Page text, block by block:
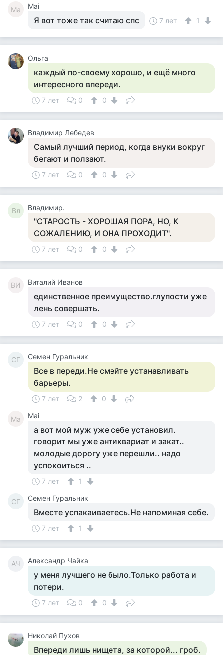
Ma Mai
Я вот тоже так считаю спс 7 лет 1
Ольга
каждый по-своему хорошо, и ещё много
интересного впереди.
7 лет 0 0
Владимир Лебедев
Самый лучший период, когда внуки вокруг
бегают и ползают.
7 лет 0 0
Вл Владимир.
"СТАРОСТЬ - ХОРОШАЯ ПОРА, НО, К
СОЖАЛЕНИЮ, И ОНА ПРОХОДИТ".
7 лет 0 0
ВИ Виталий Иванов
единственное преимущество.глупости уже
лень совершать.
7 лет 0 0
СГ Семен Гуральник
Все в переди.Не смейте устанавливать
барьеры.
7 лет 2 0
Ma Mai
а вот мой муж уже себе установил.
говорит мы уже антиквариат и закат..
молодые дорогу уже перешли.. надо
успокоиться ..
7 лет 1
СГ Семен Гуральник
Вместе успакаиваетесь.Не напоминая себе.
7 лет 1
АЧ Александр Чайка
у меня лучшего не было.Только работа и
потери.
7 лет 0 0
Николай Пухов
Впереди лишь нищета, за которой... гроб.